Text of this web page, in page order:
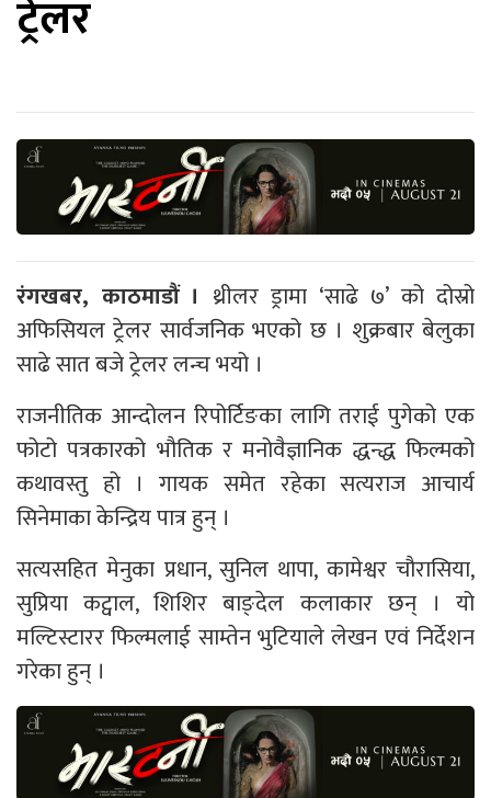
ट्रेलर
रंगखबर, काठमाडौं । थ्रीलर ड्रामा ‘साढे ७’ को दोस्रो
अफिसियल ट्रेलर सार्वजनिक भएको छ । शुक्रबार बेलुका
साढे सात बजे ट्रेलर लन्च भयो ।
राजनीतिक आन्दोलन रिपोर्टिङका लागि तराई पुगेको एक
फोटो पत्रकारको भौतिक र मनोवैज्ञानिक द्धन्द्ध फिल्मको
कथावस्तु हो । गायक समेत रहेका सत्यराज आचार्य
सिनेमाका केन्द्रिय पात्र हुन् ।
सत्यसहित मेनुका प्रधान, सुनिल थापा, कामेश्वर चौरासिया,
सुप्रिया कट्वाल, शिशिर बाङ्देल कलाकार छन् । यो
मल्टिस्टारर फिल्मलाई साम्तेन भुटियाले लेखन एवं निर्देशन
गरेका हुन् ।